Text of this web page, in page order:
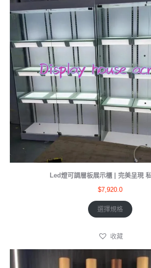
Led燈可調層板展示櫃 | 完美呈現
$7,920.0
選擇規格
收藏